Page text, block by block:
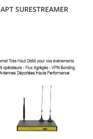
APT ­SURESTREAMER